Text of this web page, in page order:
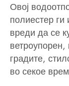
Овој
полиестер ги
вреди да се
градите,
во секое